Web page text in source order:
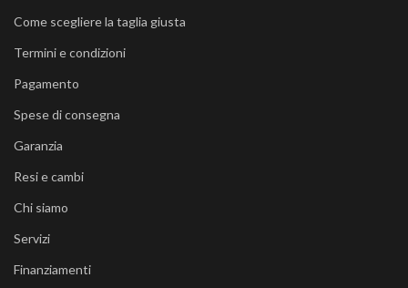
Come scegliere la taglia giusta
Termini e condizioni
Pagamento
Spese di consegna
Garanzia
Resi e cambi
Chi siamo
Servizi
Finanziamenti